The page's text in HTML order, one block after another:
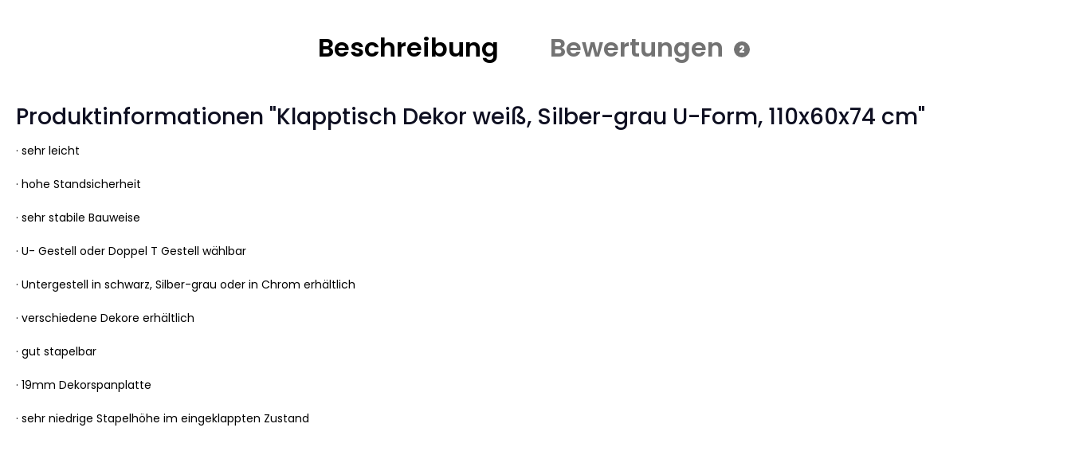
Beschreibung Bewertungen 2
Produktinformationen "Klapptisch Dekor weiß, Silber-grau U-Form, 110x60x74 cm"
· sehr leicht
· hohe Standsicherheit
· sehr stabile Bauweise
· U- Gestell oder Doppel T Gestell wählbar
· Untergestell in schwarz, Silber-grau oder in Chrom erhältlich
· verschiedene Dekore erhältlich
· gut stapelbar
· 19mm Dekorspanplatte
· sehr niedrige Stapelhöhe im eingeklappten Zustand